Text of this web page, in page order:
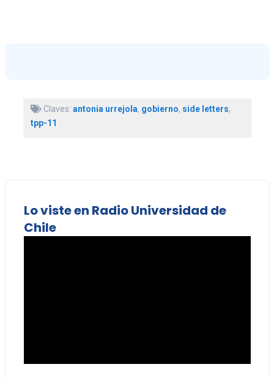
Claves: antonia urrejola, gobierno, side letters,
tpp-11
Lo viste en Radio Universidad de
Chile